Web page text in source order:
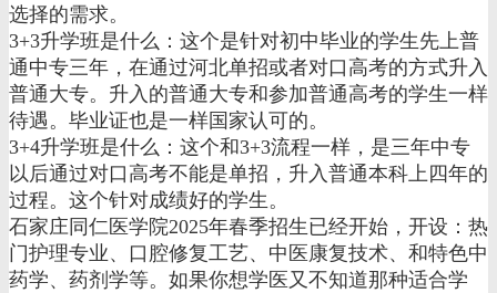
选择的需求。
3+3升学班是什么：这个是针对初中毕业的学生先上普
通中专三年，在通过河北单招或者对口高考的方式升入
普通大专。升入的普通大专和参加普通高考的学生一样
待遇。毕业证也是一样国家认可的。
3+4升学班是什么：这个和3+3流程一样，是三年中专
以后通过对口高考不能是单招，升入普通本科上四年的
过程。这个针对成绩好的学生。
石家庄同仁医学院2025年春季招生已经开始，开设：热
门护理专业、口腔修复工艺、中医康复技术、和特色中
药学、药剂学等。如果你想学医又不知道那种适合学